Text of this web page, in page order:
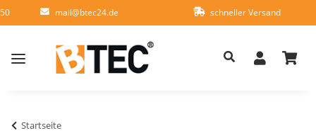
mail@btec24.de schneller Versand
Startseite